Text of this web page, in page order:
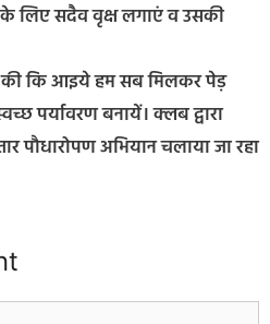
के लिए सदैव वृक्ष लगाएं व उसकी
की कि आइये हम सब मिलकर पेड़
पर्यावरण बनायें। क्लब द्वारा
पौधारोपण अभियान चलाया जा रहा